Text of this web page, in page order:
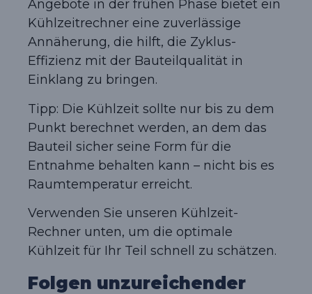
Angebote in der frühen Phase bietet ein
Kühlzeitrechner eine zuverlässige
Annäherung, die hilft, die Zyklus-
Effizienz mit der Bauteilqualität in
Einklang zu bringen.
Tipp: Die Kühlzeit sollte nur bis zu dem
Punkt berechnet werden, an dem das
Bauteil sicher seine Form für die
Entnahme behalten kann – nicht bis es
Raumtemperatur erreicht.
Verwenden Sie unseren Kühlzeit-
Rechner unten, um die optimale
Kühlzeit für Ihr Teil schnell zu schätzen.
Folgen unzureichender